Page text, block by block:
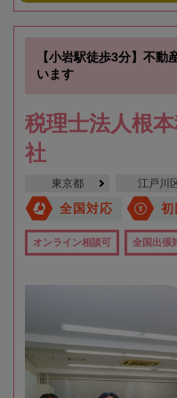
【小岩駅徒歩3分】不
います
税理士法人根
社
東京都 江戸川
全国対応 初
オンライン相談可 全国出張